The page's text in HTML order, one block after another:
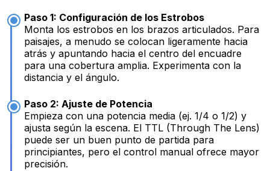
Paso 1: Configuración de los Estrobos
Monta los estrobos en los brazos articulados. Para
paisajes, a menudo se colocan ligeramente hacia
atrás y apuntando hacia el centro del encuadre
para una cobertura amplia. Experimenta con la
distancia y el ángulo.
Paso 2: Ajuste de Potencia
Empieza con una potencia media (ej. 1/4 o 1/2) y
ajusta según la escena. El TTL (Through The Lens)
puede ser un buen punto de partida para
principiantes, pero el control manual ofrece mayor
precisión.